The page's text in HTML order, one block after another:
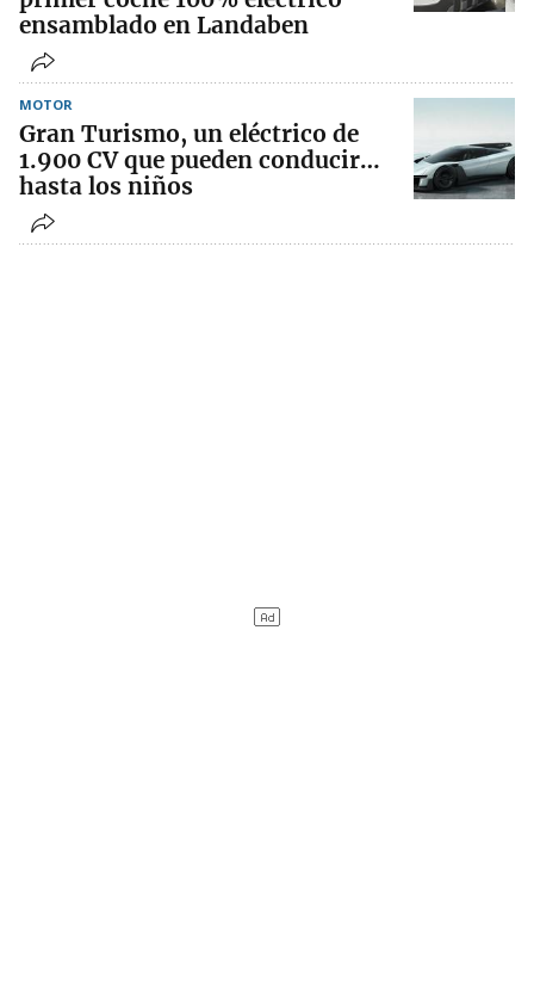
ensamblado en Landaben
MOTOR
Gran Turismo, un eléctrico de
1.900 CV que pueden conducir…
hasta los niños